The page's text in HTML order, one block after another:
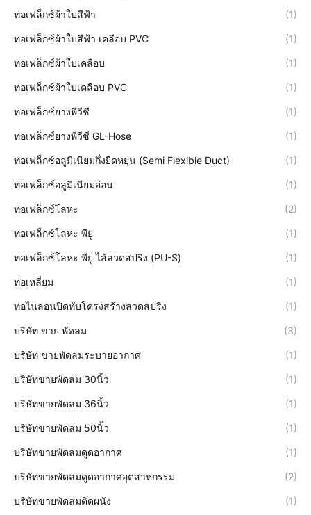
ท่อเฟล็กซ์ผ้าใบสีฟ้า (1)
ท่อเฟล็กซ์ผ้าใบสีฟ้า เคลือบ PVC (1)
ท่อเฟล็กซ์ผ้าใบเคลือบ (1)
ท่อเฟล็กซ์ผ้าใบเคลือบ PVC (1)
ท่อเฟล็กซ์ยางพีวีซี (1)
ท่อเฟล็กซ์ยางพีวีซี GL-Hose (1)
ท่อเฟล็กซ์อลูมิเนียมกึ่งยืดหยุ่น (Semi Flexible Duct) (1)
ท่อเฟล็กซ์อลูมิเนียมอ่อน (1)
ท่อเฟล็กซ์โลหะ (2)
ท่อเฟล็กซ์โลหะ พียู (1)
ท่อเฟล็กซ์โลหะ พียู ไส้ลวดสปริง (PU-S) (1)
ท่อเหลี่ยม (1)
ท่อไนลอนปิดทับโครงสร้างลวดสปริง (1)
บริษัท ขาย พัดลม (3)
บริษัท ขายพัดลมระบายอากาศ (1)
บริษัทขายพัดลม 30นิ้ว (1)
บริษัทขายพัดลม 36นิ้ว (1)
บริษัทขายพัดลม 50นิ้ว (1)
บริษัทขายพัดลมดูดอากาศ (1)
บริษัทขายพัดลมดูดอากาศอุตสาหกรรม (2)
บริษัทขายพัดลมติดผนัง (1)